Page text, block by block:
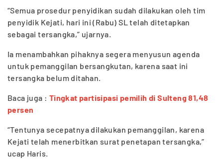
“Semua prosedur penyidikan sudah dilakukan oleh tim
penyidik Kejati, hari ini (Rabu) SL telah ditetapkan
sebagai tersangka,” ujarnya.
Ia menambahkan pihaknya segera menyusun agenda
untuk pemanggilan bersangkutan, karena saat ini
tersangka belum ditahan.
Baca juga : Tingkat partisipasi pemilih di Sulteng 81,48
persen
“Tentunya secepatnya dilakukan pemanggilan, karena
Kejati telah menerbitkan surat penetapan tersangka,”
ucap Haris.